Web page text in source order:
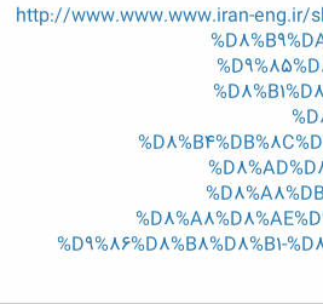
http://www.www.www.iran-eng.ir/
%D9%86%D8%B8%D8%B1-